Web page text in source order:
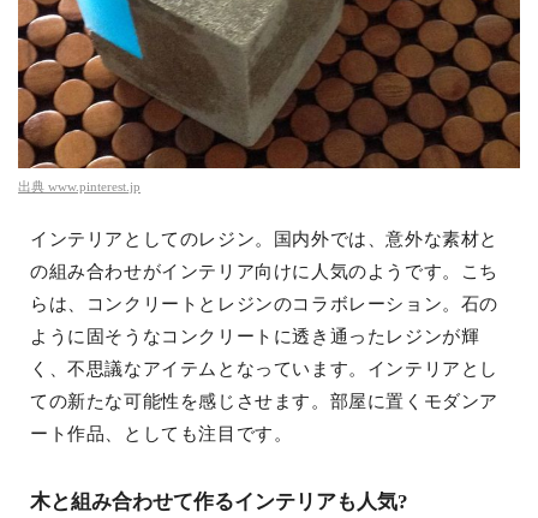
出典 www.pinterest.jp
インテリアとしてのレジン。国内外では、意外な素材と
の組み合わせがインテリア向けに人気のようです。こち
らは、コンクリートとレジンのコラボレーション。石の
ように固そうなコンクリートに透き通ったレジンが輝
く、不思議なアイテムとなっています。インテリアとし
ての新たな可能性を感じさせます。部屋に置くモダンア
ート作品、としても注目です。
木と組み合わせて作るインテリアも人気?